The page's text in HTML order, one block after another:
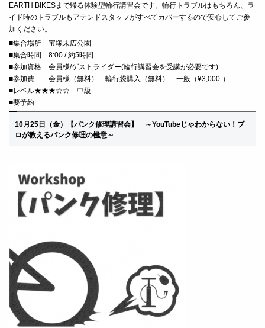
EARTH BIKESまで帰る体験型輪行講習会です。輪行トラブルはもちろん、ラ
イド時のトラブルもアテンドスタッフがすべてカバーするので安心してご参
加ください。
■集合場所 宝塚末広公園
■集合時間 8:00 / 約5時間
■参加資格 会員様/ゲストライダー(輪行講習会を受講が必要です)
■参加費 会員様（無料） 輪行袋購入（無料） 一般（¥3,000-）
■レベル★★★☆☆ 中級
■要予約
10月25日（金） 【パンク修理講習会】 ～YouTubeじゃわからない！プ
ロが教えるパンク修理の極意～